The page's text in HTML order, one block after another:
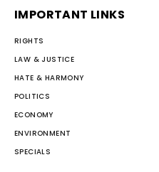
IMPORTANT LINKS
RIGHTS
LAW & JUSTICE
HATE & HARMONY
POLITICS
ECONOMY
ENVIRONMENT
SPECIALS